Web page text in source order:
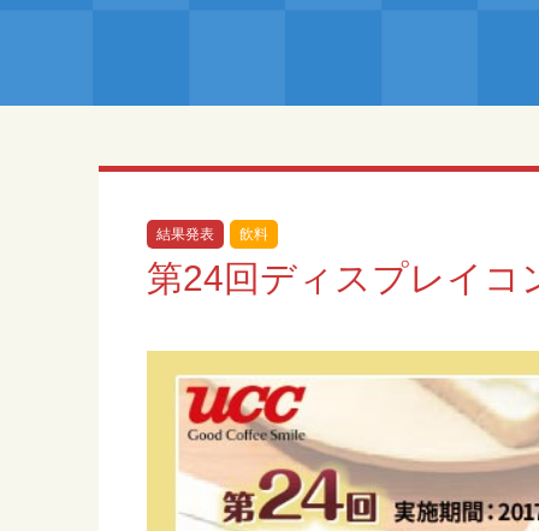
結果発表 飲料
第24回ディスプレイコ